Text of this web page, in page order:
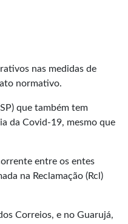
nas medidas de
normativo.
que também tem
da Covid-19, mesmo que
entre os entes
na Reclamação (Rcl)
Correios, e no Guarujá,